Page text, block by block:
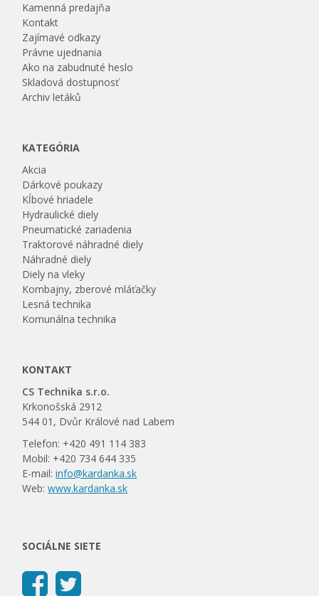
Kamenná predajňa
Kontakt
Zajímavé odkazy
Právne ujednania
Ako na zabudnuté heslo
Skladová dostupnosť
Archiv letáků
KATEGÓRIA
Akcia
Dárkové poukazy
Kĺbové hriadele
Hydraulické diely
Pneumatické zariadenia
Traktorové náhradné diely
Náhradné diely
Diely na vleky
Kombajny, zberové mláťačky
Lesná technika
Komunálna technika
KONTAKT
CS Technika s.r.o.
Krkonošská 2912
544 01, Dvůr Králové nad Labem
Telefon: +420 491 114 383
Mobil: +420 734 644 335
E-mail:info@kardanka.sk
Web:www.kardanka.sk
SOCIÁLNE SIETE